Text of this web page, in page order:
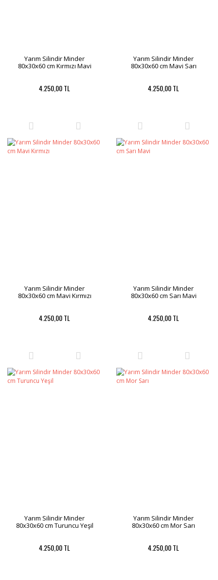
Yarım Silindir Minder
80x30x60 cm Kırmızı Mavi
4.250,00 TL
Yarım Silindir Minder
80x30x60 cm Mavi Sarı
4.250,00 TL
Yarım Silindir Minder
80x30x60 cm Mavi Kırmızı
4.250,00 TL
Yarım Silindir Minder
80x30x60 cm Sarı Mavi
4.250,00 TL
Yarım Silindir Minder
80x30x60 cm Turuncu Yeşil
4.250,00 TL
Yarım Silindir Minder
80x30x60 cm Mor Sarı
4.250,00 TL